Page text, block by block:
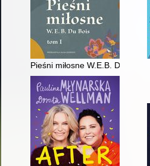
Pieśni miłosne W.E.B. Du Bois.